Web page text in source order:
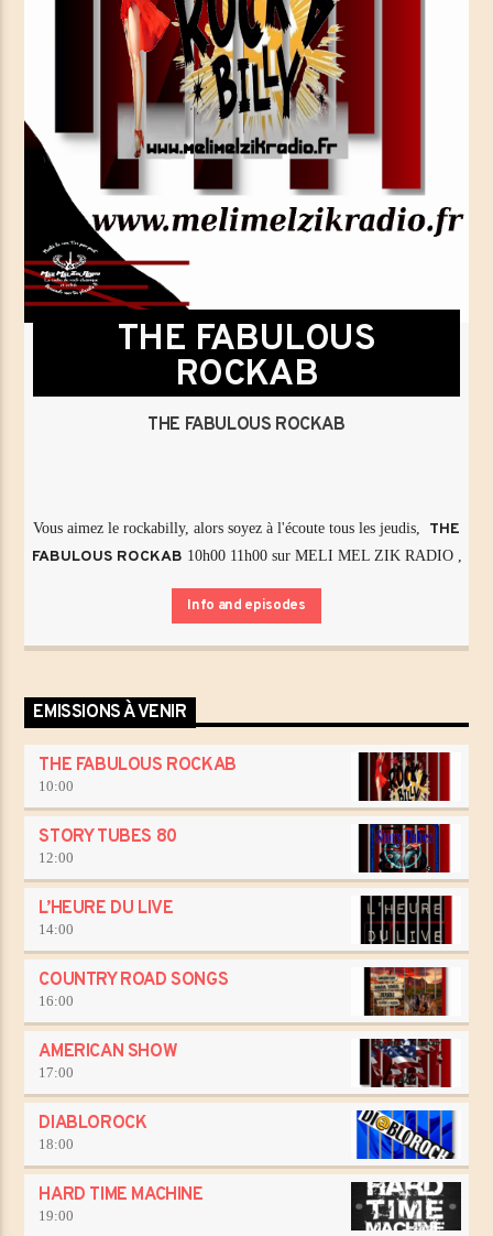
THE FABULOUS
ROCKAB
THE FABULOUS ROCKAB
Vous aimez le rockabilly, alors soyez à l'écoute tous les jeudis, THE
FABULOUS ROCKAB 10h00 11h00 sur MELI MEL ZIK RADIO ,
Info and episodes
EMISSIONS À VENIR
THE FABULOUS ROCKAB
10:00
STORY TUBES 80
12:00
L’HEURE DU LIVE
14:00
COUNTRY ROAD SONGS
16:00
AMERICAN SHOW
17:00
DIABLOROCK
18:00
HARD TIME MACHINE
19:00